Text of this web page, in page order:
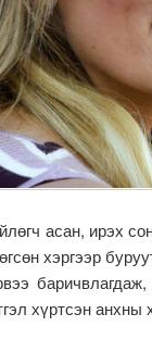
асан, ирэх
хэргээр
хүртсэн